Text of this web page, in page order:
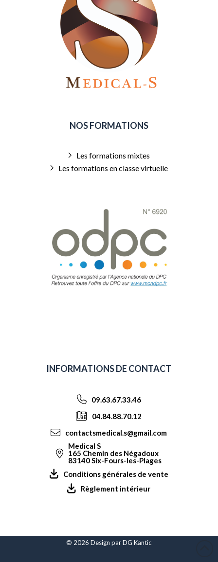
NOS FORMATIONS
Les formations mixtes
Les formations en classe virtuelle
INFORMATIONS DE CONTACT
09.63.67.33.46
04.84.88.70.12
contactsmedical.s@gmail.com
Medical S
165 Chemin des Négadoux
83140 Six-Fours-les-Plages
Conditions générales de vente
Règlement intérieur
© 2026 Design parDG Kantic